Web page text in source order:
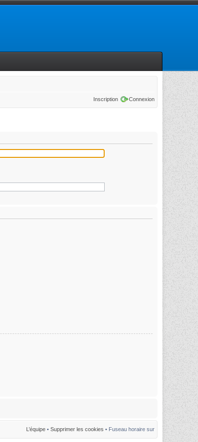
Inscription Connexion
L’équipe • Supprimer les cookies • Fuseau horaire sur